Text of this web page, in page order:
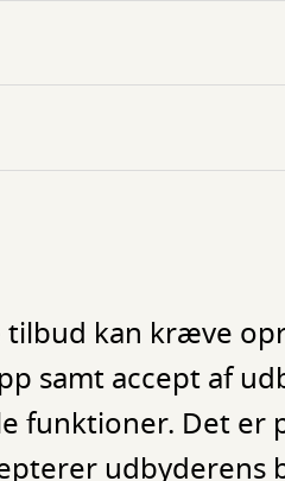
kan kræve
samt accept af
funktioner. Det er